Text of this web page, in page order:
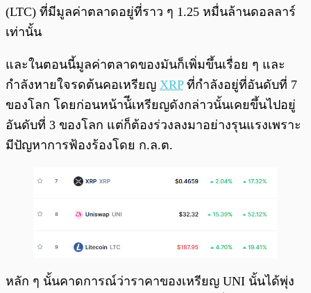
(LTC) ที่มีมูลค่าตลาดอยู่ที่ราว ๆ 1.25 หมื่นล้านดอลลาร์
เท่านั้น
และในตอนนี้มูลค่าตลาดของมันก็เพิ่มขึ้นเรื่อย ๆ และ
กำลังหายใจรดต้นคอเหรียญ XRPที่กำลังอยู่ที่อันดับที่ 7
ของโลก โดยก่อนหน้าน้ีเหรียญดังกล่าวนั้นเคยขึ้นไปอยู่
อันดับที่ 3 ของโลก แต่ก็ต้องร่วงลงมาอย่างรุนแรงเพราะ
มีปัญหาการฟ้องร้องโดย ก.ล.ต.
หลัก ๆ นั้นคาดการณ์ว่าราคาของเหรียญ UNI นั้นได้พุ่ง